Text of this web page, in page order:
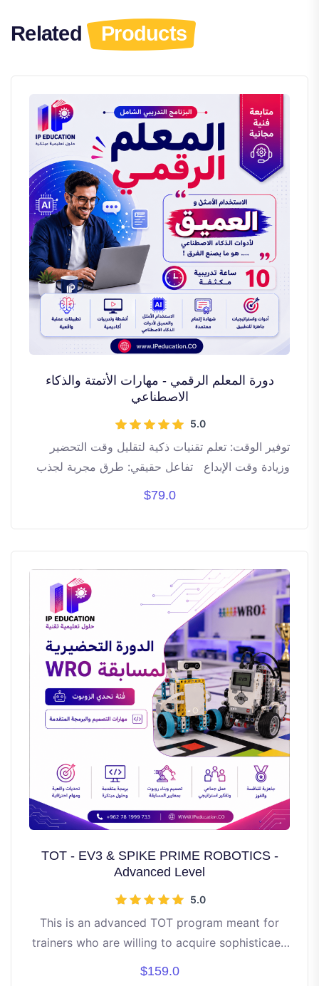
Related Products
دورة المعلم الرقمي - مهارات الأتمتة والذكاء
الاصطناعي
5.0
توفير الوقت: تعلم تقنيات ذكية لتقليل وقت التحضير
وزيادة وقت الإبداع تفاعل حقيقي: طرق مجربة لجذب
انتباه الطلاب من الدقيقة الأولى وحتى نهاية الحصة
$79.0
TOT - EV3 & SPIKE PRIME ROBOTICS -
Advanced Level
5.0
This is an advanced TOT program meant for
trainers who are willing to acquire sophisticaed
$159.0